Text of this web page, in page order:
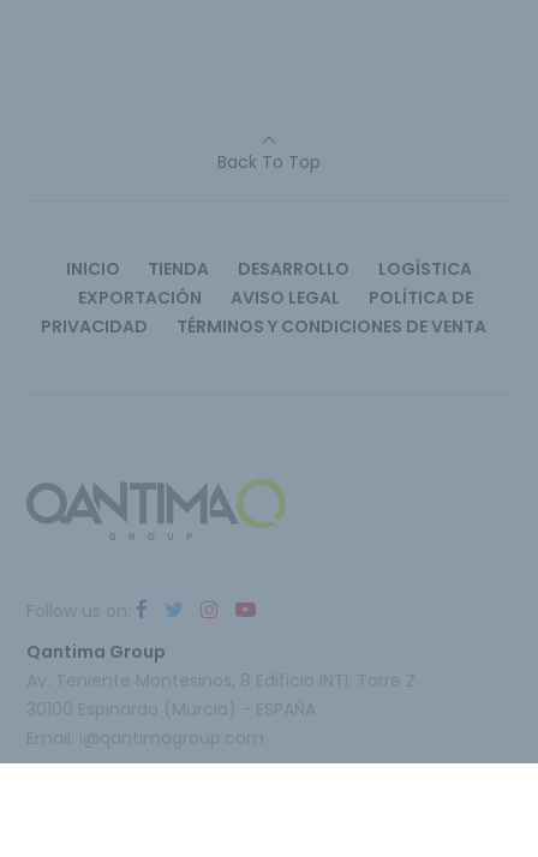
Back To Top
INICIO TIENDA DESARROLLO
LOGÍSTICA
EXPORTACIÓN
AVISO LEGAL
POLÍTICA DE
PRIVACIDAD
TÉRMINOS Y CONDICIONES DE VENTA
Qantima Group